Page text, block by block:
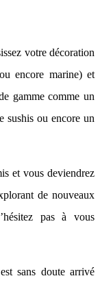
votre décoration
encore marine) et
gamme comme un
sushis ou encore un
et vous deviendrez
de nouveaux
pas à vous
sans doute arrivé